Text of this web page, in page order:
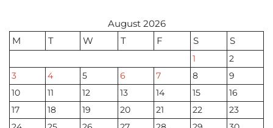
August 2026
M
T W T F S S
1
2
3
4 5 6 7 8
9
10
11 12 13 14 15
16
17
18 19 20 21 22
23